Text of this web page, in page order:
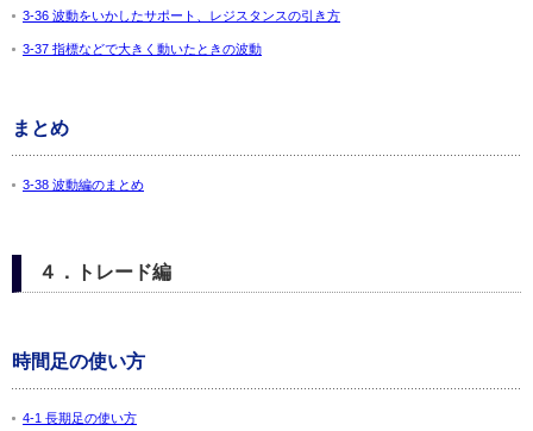
3-36 波動をいかしたサポート、レジスタンスの引き方
3-37 指標などで大きく動いたときの波動
まとめ
3-38 波動編のまとめ
４．トレード編
時間足の使い方
4-1 長期足の使い方